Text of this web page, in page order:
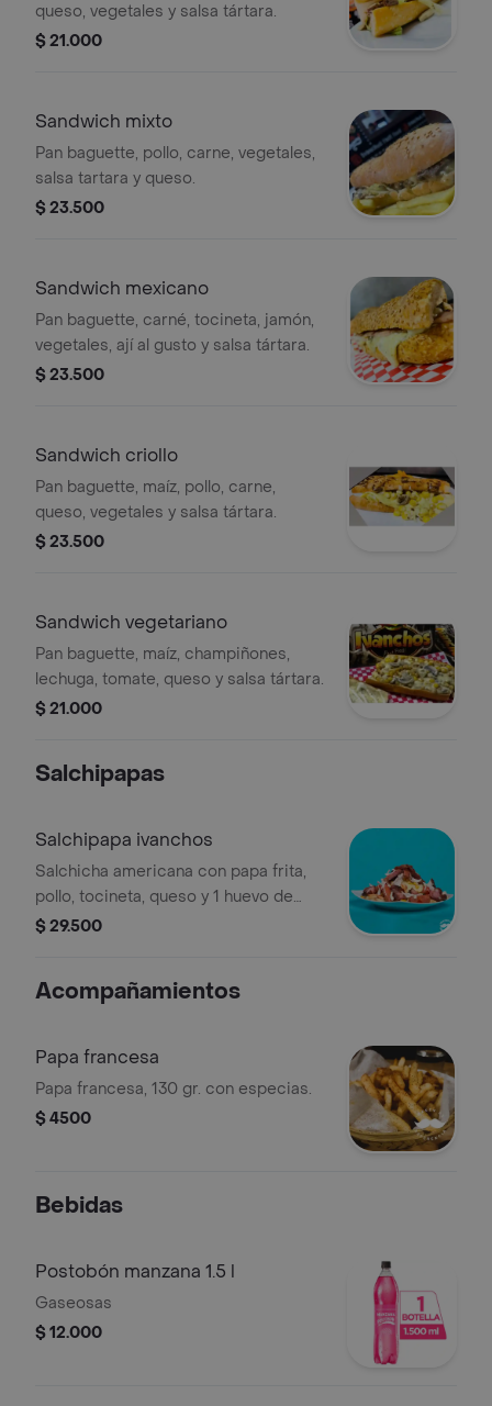
queso, vegetales y salsa tártara.
$ 21.000
Sandwich mixto
Pan baguette, pollo, carne, vegetales,
salsa tartara y queso.
$ 23.500
Sandwich mexicano
Pan baguette, carné, tocineta, jamón,
vegetales, ají al gusto y salsa tártara.
$ 23.500
Sandwich criollo
Pan baguette, maíz, pollo, carne,
queso, vegetales y salsa tártara.
$ 23.500
Sandwich vegetariano
Pan baguette, maíz, champiñones,
lechuga, tomate, queso y salsa tártara.
$ 21.000
Salchipapas
Salchipapa ivanchos
Salchicha americana con papa frita,
pollo, tocineta, queso y 1 huevo de
codorniz.
$ 29.500
Acompañamientos
Papa francesa
Papa francesa, 130 gr. con especias.
$ 4500
Bebidas
Postobón manzana 1.5 l
Gaseosas
$ 12.000